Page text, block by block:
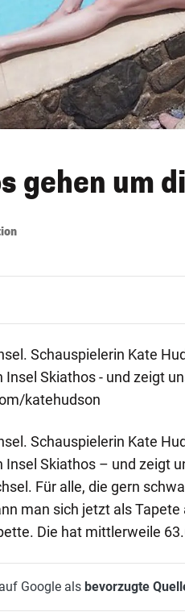
gehen um
Schauspielerin Kate
Insel Skiathos - und zeigt
katehudson
Schauspielerin Kate
Insel Skiathos – und zeigt
Für alle, die gern
man sich jetzt als
Die hat mittlerweile
Google als bevorzugte